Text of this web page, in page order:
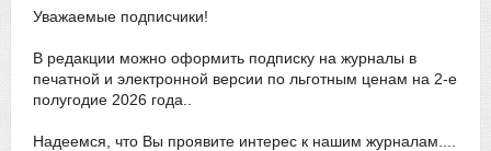
Уважаемые подписчики!
В редакции можно оформить подписку на журналы в
печатной и электронной версии по льготным ценам на 2-е
полугодие 2026 года..
Надеемся, что Вы проявите интерес к нашим журналам....